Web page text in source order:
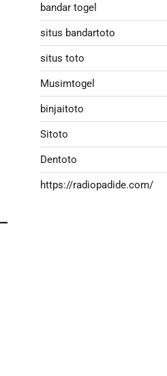
bandar togel
situs bandartoto
situs toto
Musimtogel
binjaitoto
Sitoto
Dentoto
https://radiopadide.com/